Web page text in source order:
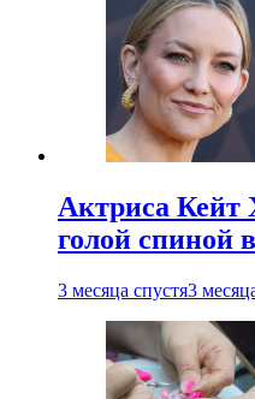
Актриса Кейт
голой спиной
3 месяца спустя3